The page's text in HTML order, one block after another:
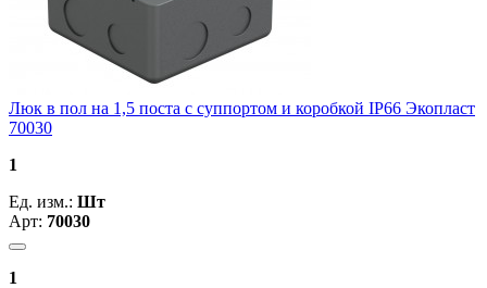
Люк в пол на 1,5 поста с суппортом и коробкой IP66 Экопласт
70030
1
Ед. изм.: Шт
Арт: 70030
1